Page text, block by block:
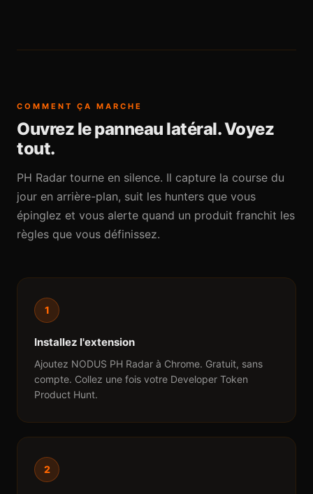
COMMENT ÇA MARCHE
Ouvrez le panneau latéral. Voyez
tout.
PH Radar tourne en silence. Il capture la course du
jour en arrière-plan, suit les hunters que vous
épinglez et vous alerte quand un produit franchit les
règles que vous définissez.
1
Installez l'extension
Ajoutez NODUS PH Radar à Chrome. Gratuit, sans
compte. Collez une fois votre Developer Token
Product Hunt.
2